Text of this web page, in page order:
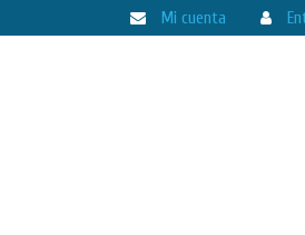
Mi cuenta